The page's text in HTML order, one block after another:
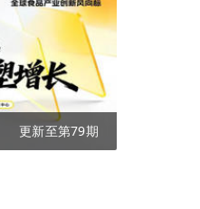
更新至第79期